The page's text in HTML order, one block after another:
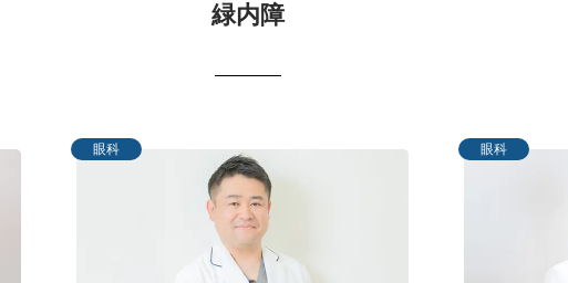
緑内障
眼科 眼科